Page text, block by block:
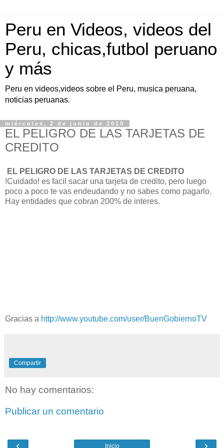
Peru en Videos, videos del
Peru, chicas,futbol peruano
y más
Peru en videos,videos sobre el Peru, musica peruana,
noticias peruanas.
miércoles, 2 de junio de 2010
EL PELIGRO DE LAS TARJETAS DE
CREDITO
EL PELIGRO DE LAS TARJETAS DE CREDITO
!Cuidado! es facil sacar una tarjeta de credito, pero luego
poco a poco te vas endeudando y no sabes como pagarlo.
Hay entidades que cobran 200% de interes.
Gracias a http://www.youtube.com/user/BuenGobiernoTV
Compartir
No hay comentarios:
Publicar un comentario
‹ ›
Inicio